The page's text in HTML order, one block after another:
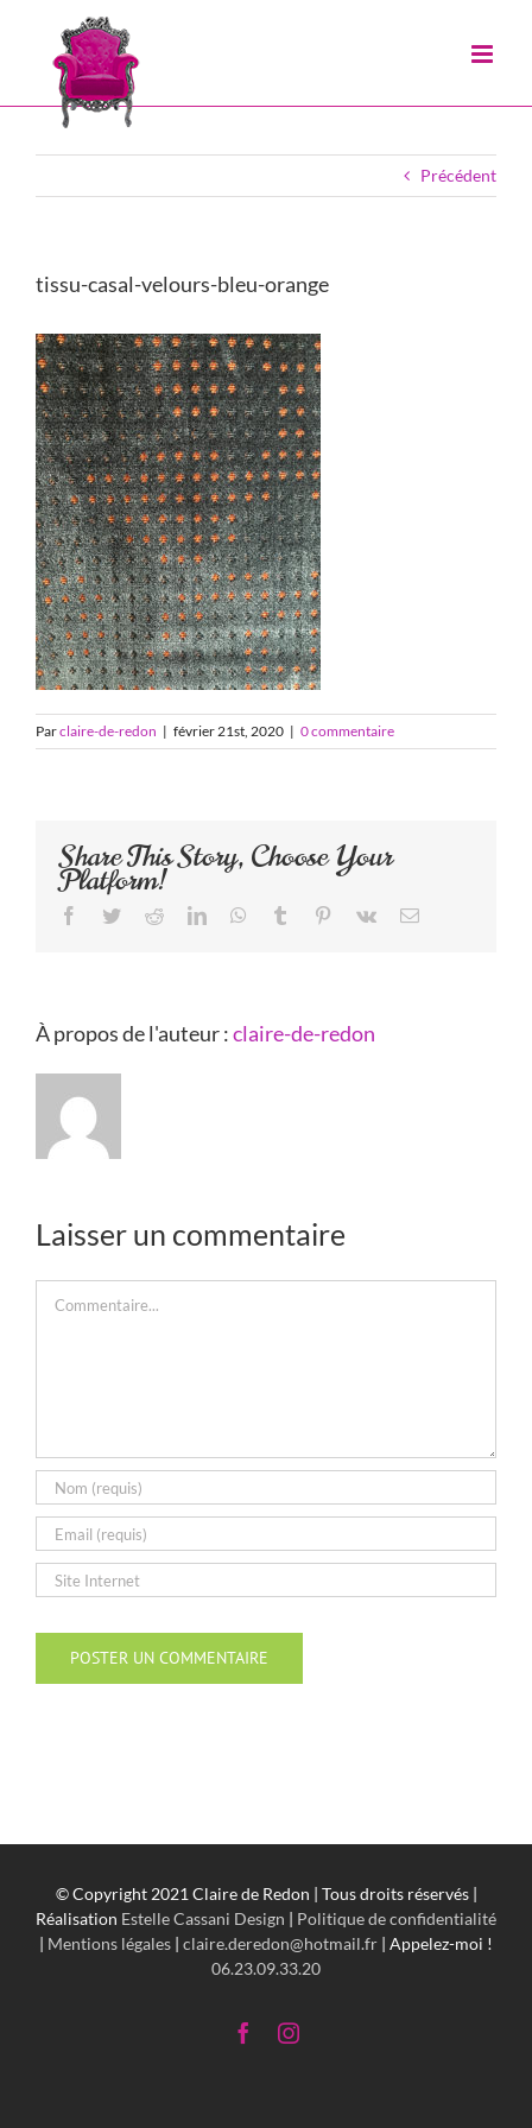
contenu
Précédent
tissu-casal-velours-bleu-orange
Parclaire-de-redon | février 21st, 2020 | 0 commentaire
Share This Story, Choose Your
Platform!
Facebook
TwitterRedditLinkedInWhatsApp
Tumblr Pinterest
Vk Email
À propos de l'auteur :claire-de-redon
Laisser un commentaire
© Copyright 2021 Claire de Redon | Tous droits réservés |
Réalisation Estelle Cassani Design | Politique de confidentialité
| Mentions légales | claire.deredon@hotmail.fr | Appelez-moi !
06.23.09.33.20
FacebookInstagram